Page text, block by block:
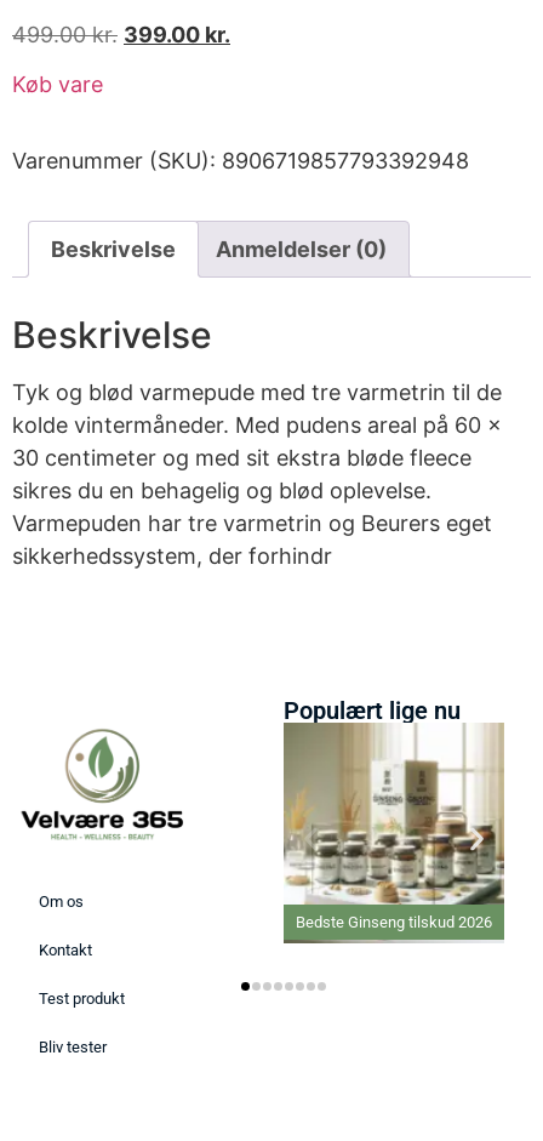
499.00kr. 399.00 kr.
Køb vare
Varenummer (SKU): 8906719857793392948
Beskrivelse Anmeldelser (0)
Beskrivelse
Tyk og blød varmepude med tre varmetrin til de
kolde vintermåneder. Med pudens areal på 60 x
30 centimeter og med sit ekstra bløde fleece
sikres du en behagelig og blød oplevelse.
Varmepuden har tre varmetrin og Beurers eget
sikkerhedssystem, der forhindr
Om os
Kontakt
Test produkt
Bliv tester
Populært lige nu
Bedste Ginseng tilskud 2026